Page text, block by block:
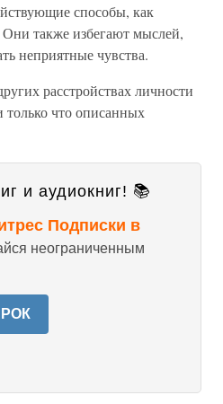
способы, как
также избегают мыслей,
неприятные чувства.
расстройствах личности
только что описанных
и аудиокниг! 📚
Подписки в
неограниченным